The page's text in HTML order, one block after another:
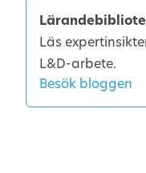
Läs
L&D-arbete.
Besök bloggen